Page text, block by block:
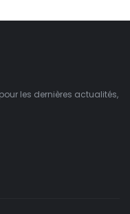
les dernières actualités,